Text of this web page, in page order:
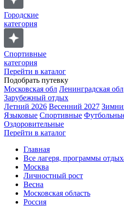
Городские
категория
Спортивные
категория
Перейти в каталог
Подобрать путевку
Московская обл Ленинградская обл
Зарубежный отдых
Летний 2026 Весенний 2027
Языковые Спортивные
Оздоровительные
Перейти в каталог
Главная
Все лагеря, программы
Москва
Личностный рост
Весна
Московская область
Россия